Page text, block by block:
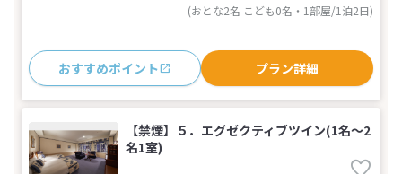
(おとな2名 こども0名・1部屋/1泊2日)
おすすめポイント プラン詳細
【禁煙】５．エグゼクティブツイン(1名～2
名1室)